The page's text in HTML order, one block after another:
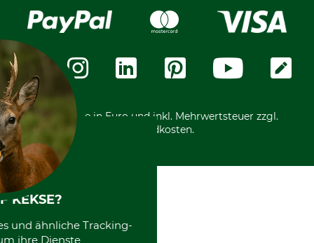
Widerrufsformular
Datenschutz
Zahlungsarten
Rechnung
Vorkasse
Karriere
Über uns
Messetermine
Community
International
*Alle Preise in Euro und inkl. Mehrwertsteuer zzgl.
Versandkosten.
KEKSE?
und ähnliche Tracking-
ihre Dienste